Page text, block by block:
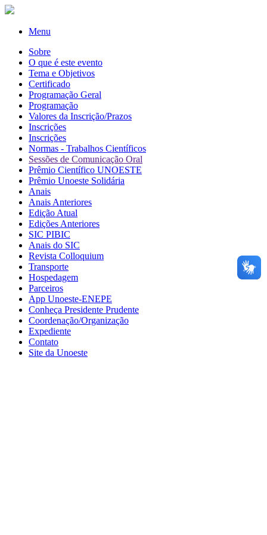
Menu
Sobre
O que é este evento
Tema e Objetivos
Certificado
Programação Geral
Programação
Valores da Inscrição/Prazos
Inscrições
Inscrições
Normas - Trabalhos Científicos
Sessões de Comunicação Oral
Prêmio Científico UNOESTE
Prêmio Unoeste Solidária
Anais
Anais Anteriores
Edição Atual
Edições Anteriores
SIC PIBIC
Anais do SIC
Revista Colloquium
Transporte
Hospedagem
Parceiros
App Unoeste-ENEPE
Conheça Presidente Prudente
Coordenação/Organização
Expediente
Contato
Site da Unoeste